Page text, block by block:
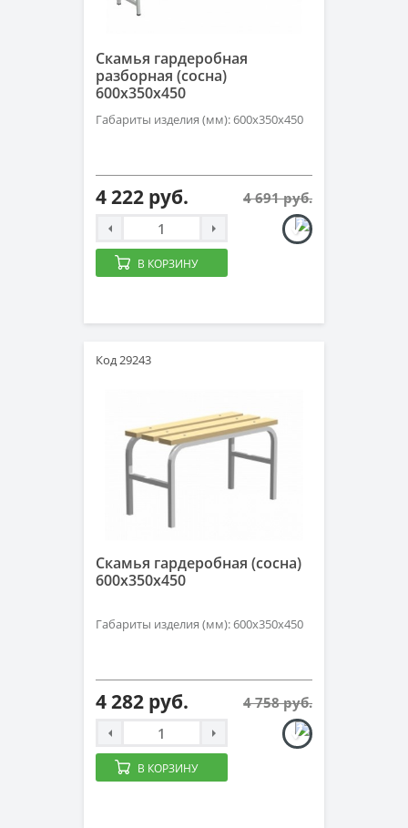
Скамья гардеробная
разборная (сосна)
600х350х450
Габариты изделия (мм): 600х350х450
4 222 руб. 4 691 руб.
В КОРЗИНУ
Код 29243
Скамья гардеробная (сосна)
600х350х450
Габариты изделия (мм): 600х350х450
4 282 руб. 4 758 руб.
В КОРЗИНУ